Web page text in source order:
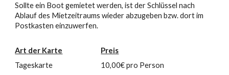
Sollte ein Boot gemietet werden, ist der Schlüssel nach
Ablauf des Mietzeitraums wieder abzugeben bzw. dort im
Postkasten einzuwerfen.
Art der Karte
Preis
Tageskarte
10,00€ pro Person